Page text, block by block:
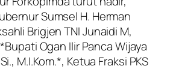
Sumsel H. Herman
Brigjen TNI Junaidi M,
Ogan Ilir Panca Wijaya
M.I.Kom.*, Ketua Fraksi PKS